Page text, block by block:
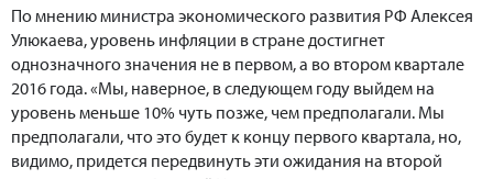
По мнению министра экономического развития РФ Алексея
Улюкаева, уровень инфляции в стране достигнет
однозначного значения не в первом, а во втором квартале
2016 года. «Мы, наверное, в следующем году выйдем на
уровень меньше 10% чуть позже, чем предполагали. Мы
предполагали, что это будет к концу первого квартала, но,
видимо, придется передвинуть эти ожидания на второй